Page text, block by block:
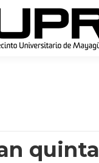
quinta